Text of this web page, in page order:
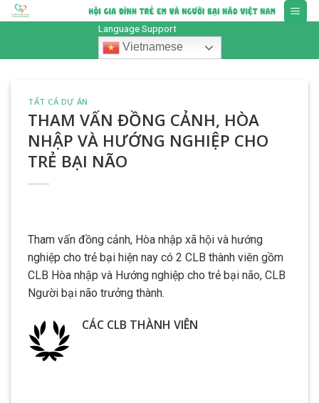
Skip
to
Language Support
Vietnamese
TẤT CẢ DỰ ÁN
THAM VẤN ĐỒNG CẢNH, HÒA
NHẬP VÀ HƯỚNG NGHIỆP CHO
TRẺ BẠI NÃO
Tham vấn đồng cảnh, Hòa nhập xã hội và hướng
nghiệp cho trẻ bại hiện nay có 2 CLB thành viên gồm
CLB Hòa nhập và Hướng nghiệp cho trẻ bại não, CLB
Người bại não trưởng thành.
CÁC CLB THÀNH VIÊN